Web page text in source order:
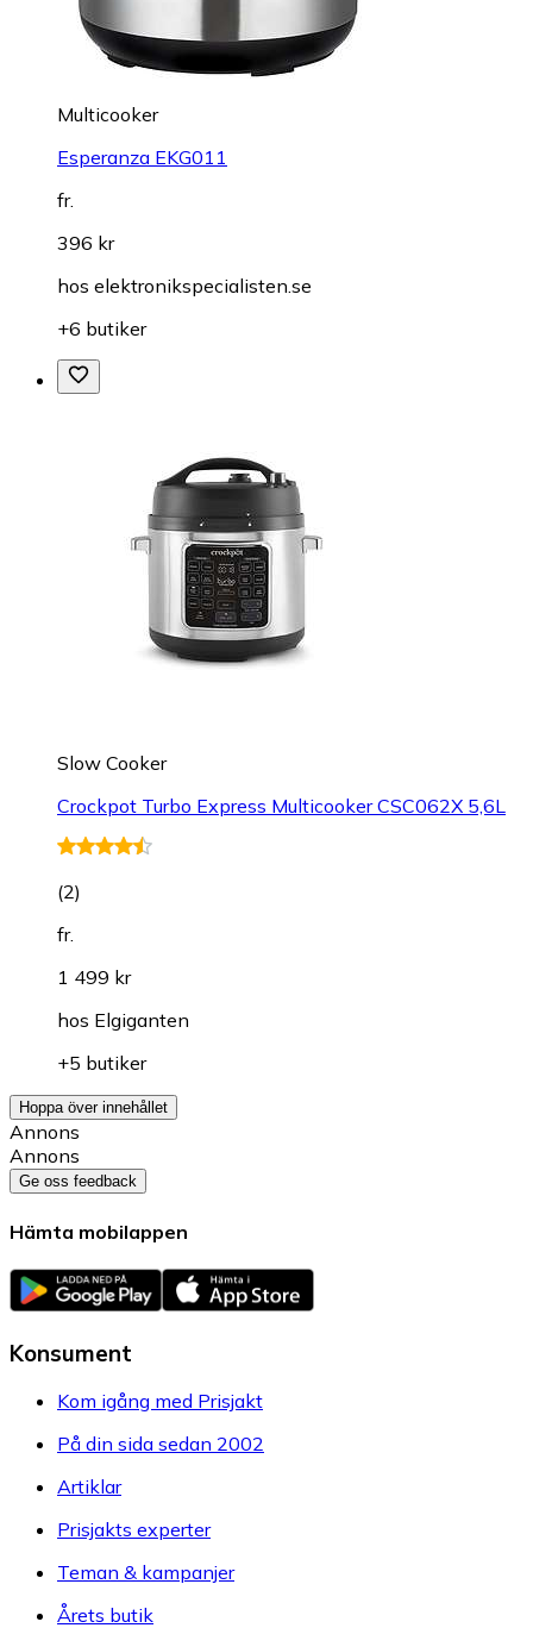
Multicooker
Esperanza EKG011
fr.
396 kr
hos elektronikspecialisten.se
+6 butiker
Slow Cooker
Crockpot Turbo Express Multicooker CSC062X 5,6L
(2)
fr.
1 499 kr
hos Elgiganten
+5 butiker
Hoppa över innehållet
Annons
Annons
Ge oss feedback
Hämta mobilappen
Konsument
Kom igång med Prisjakt
På din sida sedan 2002
Artiklar
Prisjakts experter
Teman & kampanjer
Årets butik